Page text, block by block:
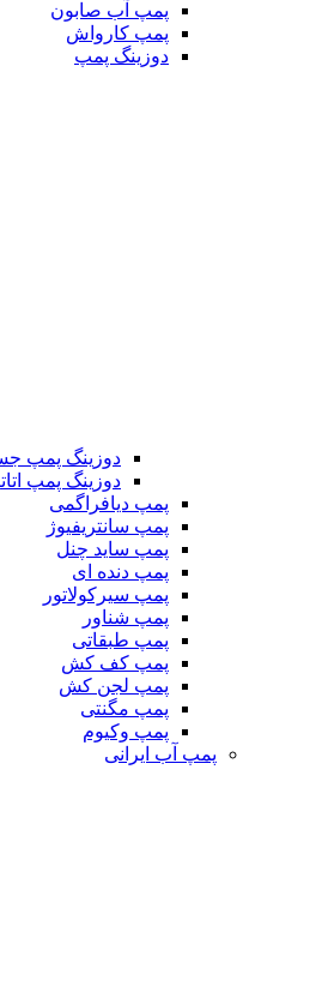
پمپ آب صابون
پمپ کارواش
دوزینگ پمپ
دوزینگ پمپ
دوزینگ پمپ
پمپ دیافراگمی
پمپ سانتریفیوژ
پمپ ساید چنل
پمپ دنده ای
پمپ سیرکولاتور
پمپ شناور
پمپ طبقاتی
پمپ کف کش
پمپ لجن کش
پمپ مگنتی
پمپ وکیوم
پمپ آب ایرانی